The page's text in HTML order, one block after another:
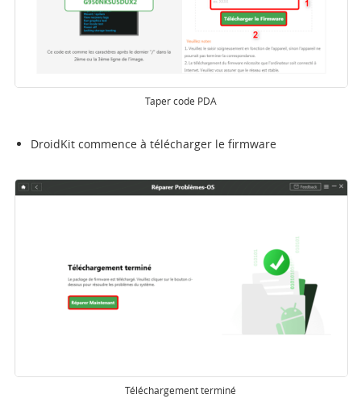
Taper code PDA
DroidKit commence à télécharger le firmware
Téléchargement terminé